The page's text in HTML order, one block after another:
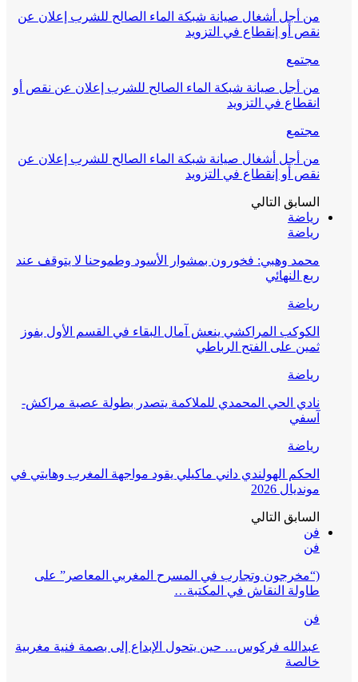
من أجل أشغال صيانة شبكة الماء الصالح للشرب إعلان عن
نقص أو إنقطاع في التزويد
مجتمع
من أجل صيانة شبكة الماء الصالح للشرب إعلان عن نقص أو
انقطاع في التزويد
مجتمع
من أجل أشغال صيانة شبكة الماء الصالح للشرب إعلان عن
نقص أو إنقطاع في التزويد
السابق التالي
رياضة
رياضة
محمد وهبي: فخورون بمشوار الأسود وطموحنا لا يتوقف عند
ربع النهائي
رياضة
الكوكب المراكشي ينعش آمال البقاء في القسم الأول بفوز
ثمين على الفتح الرباطي
رياضة
نادي الحي المحمدي للملاكمة يتصدر بطولة عصبة مراكش-
آسفي
رياضة
الحكم الهولندي داني ماكيلي يقود مواجهة المغرب وهايتي في
مونديال 2026
السابق التالي
فن
فن
(“مخرجون وتجارب في المسرح المغربي المعاصر” على
طاولة النقاش في المكتبة…
فن
عبدالله فركوس… حين يتحول الإبداع إلى بصمة فنية مغربية
خالصة